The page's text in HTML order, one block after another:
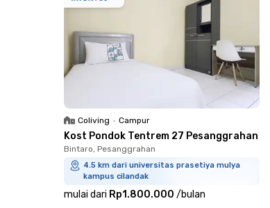
Coliving • Campur
Kost Pondok Tentrem 27 Pesanggrahan
Bintaro, Pesanggrahan
4.5 km dari universitas prasetiya mulya
kampus cilandak
mulai dari Rp1.800.000 /bulan